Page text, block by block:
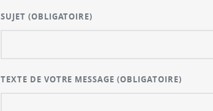
SUJET (OBLIGATOIRE)
TEXTE DE VOTRE MESSAGE(OBLIGATOIRE)